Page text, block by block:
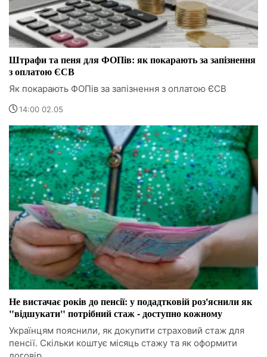
Штрафи та пеня для ФОПів: як покарають за запізнення
з оплатою ЄСВ
Як покарають ФОПів за запізнення з оплатою ЄСВ
14:00 02.05
Не вистачає років до пенсії: у подадтковій роз'яснили як
"відшукати" потрібний стаж - доступно кожному
Українцям пояснили, як докупити страховий стаж для
пенсії. Скільки коштує місяць стажу та як оформити